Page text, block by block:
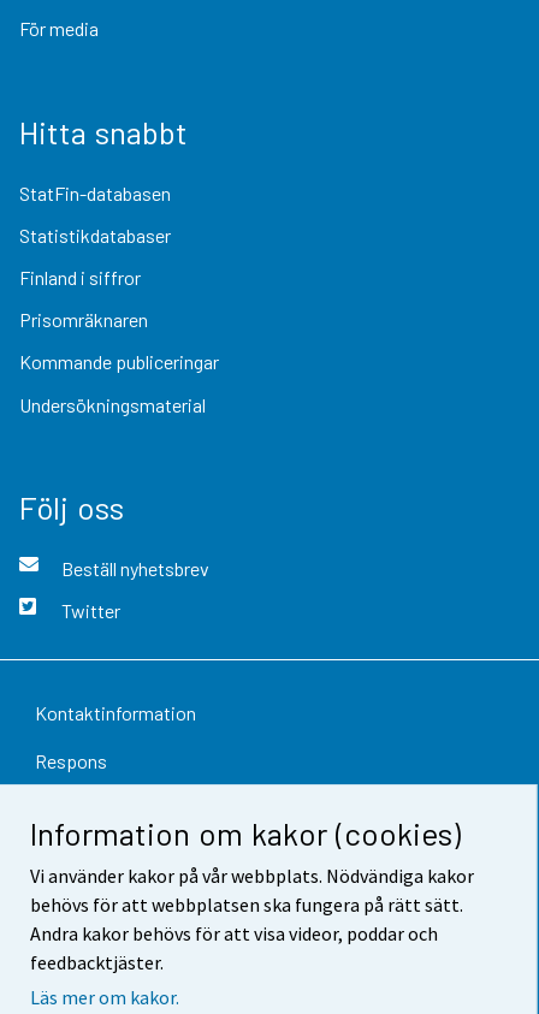
Information om kakor (cookies)
Vi använder kakor på vår webbplats. Nödvändiga kakor
behövs för att webbplatsen ska fungera på rätt sätt.
Andra kakor behövs för att visa videor, poddar och
feedbacktjäster.
Läs mer om kakor.
För media
Hitta snabbt
StatFin-databasen
Statistikdatabaser
Finland i siffror
Prisomräknaren
Kommande publiceringar
Undersökningsmaterial
Följ oss
Beställ nyhetsbrev
Twitter
Kontaktinformation
Respons
Tillgänglighet
Information om webbplatsen
Cookie-inställningar